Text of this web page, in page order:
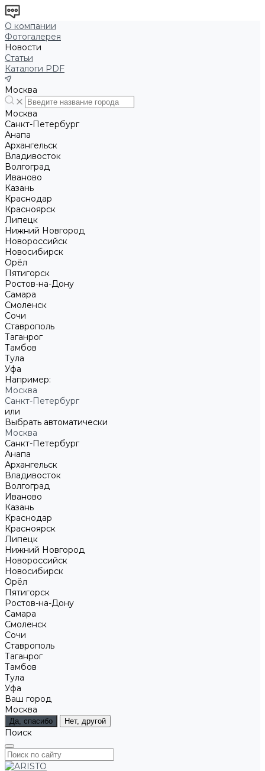
О компании
Фотогалерея
Новости
Статьи
Каталоги PDF
Москва
Москва
Санкт-Петербург
Анапа
Архангельск
Владивосток
Волгоград
Иваново
Казань
Краснодар
Красноярск
Липецк
Нижний Новгород
Новороссийск
Новосибирск
Орёл
Пятигорск
Ростов-на-Дону
Самара
Смоленск
Сочи
Ставрополь
Таганрог
Тамбов
Тула
Уфа
Например:
Москва
Санкт-Петербург
или
Выбрать автоматически
Москва
Санкт-Петербург
Анапа
Архангельск
Владивосток
Волгоград
Иваново
Казань
Краснодар
Красноярск
Липецк
Нижний Новгород
Новороссийск
Новосибирск
Орёл
Пятигорск
Ростов-на-Дону
Самара
Смоленск
Сочи
Ставрополь
Таганрог
Тамбов
Тула
Уфа
Ваш город
Москва
Да, спасибо Нет, другой
Поиск